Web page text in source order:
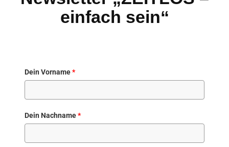
einfach sein“
Dein Vorname*
Dein Nachname*